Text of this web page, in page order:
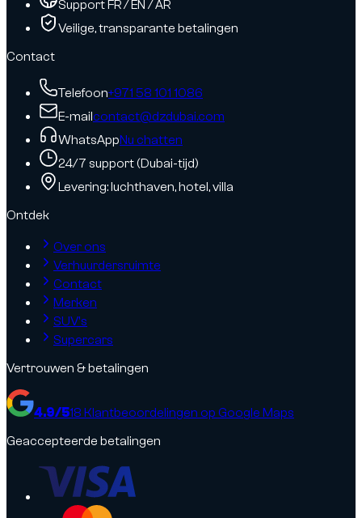
Support FR / EN / AR
Veilige, transparante betalingen
Contact
Telefoon+971 58 101 1086
E-mailcontact@dzdubai.com
WhatsAppNu chatten
24/7 support (Dubai-tijd)
Levering: luchthaven, hotel, villa
Ontdek
Over ons
Verhuurdersruimte
Contact
Merken
SUV's
Supercars
Vertrouwen & betalingen
4.9/518 Klantbeoordelingen op Google Maps
Geaccepteerde betalingen